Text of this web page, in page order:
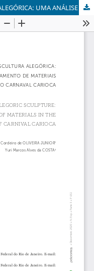
VIDA E MORTE DE UMA ESCULTURA ALEGÓRICA: UMA ANÁLISE DO REAPROVEITAMENTO DE MATERIAIS NA CONFECÇÃO DO CARNAVAL CARIOCA